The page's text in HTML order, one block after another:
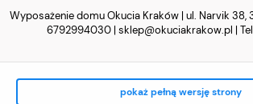
Wyposażenie domu Okucia Kraków | ul. Narvik 38,
6792994030 | sklep@okuciakrakow.pl |
pokaż pełną wersję strony